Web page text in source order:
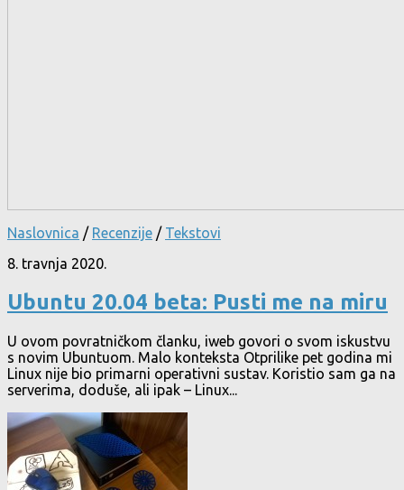
Naslovnica / Recenzije / Tekstovi
8. travnja 2020.
Ubuntu 20.04 beta: Pusti me na miru
U ovom povratničkom članku, iweb govori o svom iskustvu
s novim Ubuntuom. Malo konteksta Otprilike pet godina mi
Linux nije bio primarni operativni sustav. Koristio sam ga na
serverima, doduše, ali ipak – Linux...